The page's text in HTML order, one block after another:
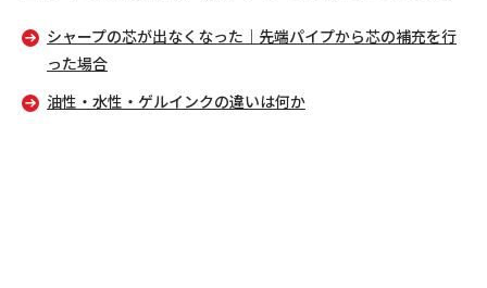
シャープの芯が出なくなった｜先端パイプから芯の補充を行
った場合
油性・水性・ゲルインクの違いは何か